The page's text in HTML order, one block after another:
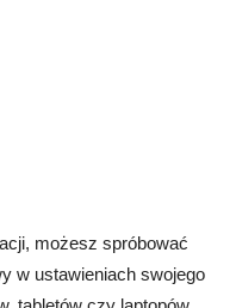
możesz spróbować
w ustawieniach swojego